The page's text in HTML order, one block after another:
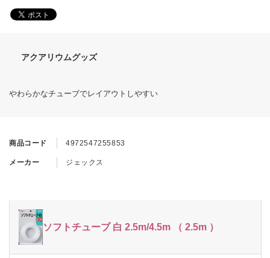
商品コード 4972547255853
メーカー ジェックス
ソフトチューブ 白 2.5m/4.5m （ 2.5m ）
アクアリウムグッズ
やわらかなチューブでレイアウトしやすい